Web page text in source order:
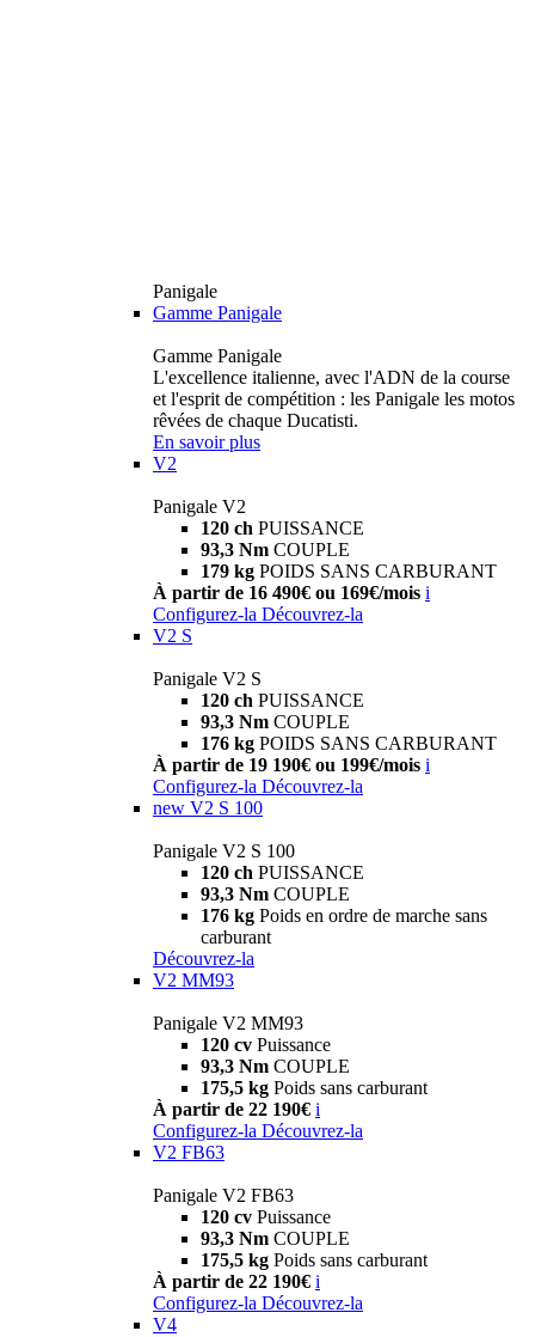
Panigale
Gamme Panigale
Gamme Panigale
L'excellence italienne, avec l'ADN de la course
et l'esprit de compétition : les Panigale les motos
rêvées de chaque Ducatisti.
En savoir plus
V2
Panigale V2
120 ch PUISSANCE
93,3 Nm COUPLE
179 kg POIDS SANS CARBURANT
À partir de 16 490€ ou 169€/mois i
Configurez-la Découvrez-la
V2 S
Panigale V2 S
120 ch PUISSANCE
93,3 Nm COUPLE
176 kg POIDS SANS CARBURANT
À partir de 19 190€ ou 199€/mois i
Configurez-la Découvrez-la
new V2 S 100
Panigale V2 S 100
120 ch PUISSANCE
93,3 Nm COUPLE
176 kg Poids en ordre de marche sans
carburant
Découvrez-la
V2 MM93
Panigale V2 MM93
120 cv Puissance
93,3 Nm COUPLE
175,5 kg Poids sans carburant
À partir de 22 190€ i
Configurez-la Découvrez-la
V2 FB63
Panigale V2 FB63
120 cv Puissance
93,3 Nm COUPLE
175,5 kg Poids sans carburant
À partir de 22 190€ i
Configurez-la Découvrez-la
V4